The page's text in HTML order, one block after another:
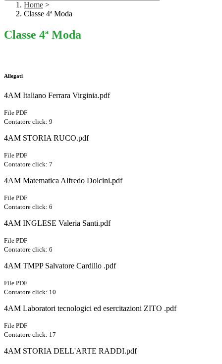
Home >
Classe 4ª Moda
Classe 4ª Moda
Allegati
4AM Italiano Ferrara Virginia.pdf
File PDF
Contatore click: 9
4AM STORIA RUCO.pdf
File PDF
Contatore click: 7
4AM Matematica Alfredo Dolcini.pdf
File PDF
Contatore click: 6
4AM INGLESE Valeria Santi.pdf
File PDF
Contatore click: 6
4AM TMPP Salvatore Cardillo .pdf
File PDF
Contatore click: 10
4AM Laboratori tecnologici ed esercitazioni ZITO .pdf
File PDF
Contatore click: 17
4AM STORIA DELL'ARTE RADDI.pdf